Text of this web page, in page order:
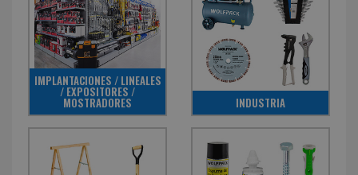
IMPLANTACIONES / LINEALES
/ EXPOSITORES /
MOSTRADORES INDUSTRIA